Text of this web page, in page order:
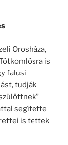
Orosháza,
is
falusi
tudják
segítette
is tettek